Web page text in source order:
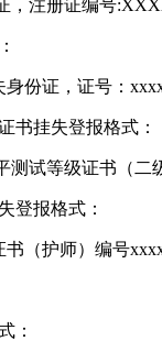
，注册证编号
份证，证号：
书挂失登报格式：
试等级证书（二
登报格式：
（护师）编号
：